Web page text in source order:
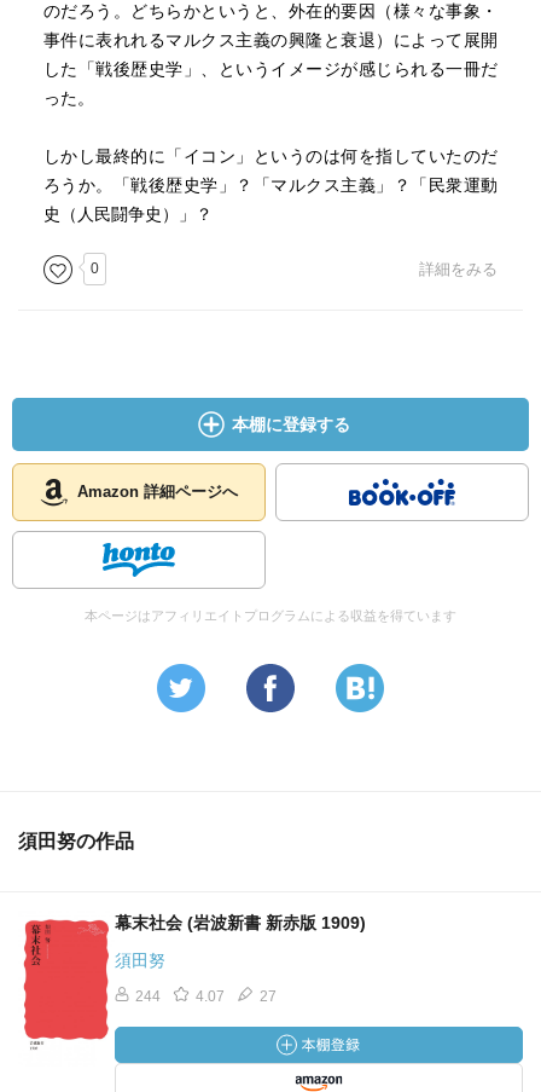
のだろう。どちらかというと、外在的要因（様々な事象・
事件に表れれるマルクス主義の興隆と衰退）によって展開
した「戦後歴史学」、というイメージが感じられる一冊だ
った。
しかし最終的に「イコン」というのは何を指していたのだ
ろうか。「戦後歴史学」？「マルクス主義」？「民衆運動
史（人民闘争史）」？
0 詳細をみる
本棚に登録する
Amazon 詳細ページへ
本ページはアフィリエイトプログラムによる収益を得ています
須田努の作品
幕末社会 (岩波新書 新赤版 1909)
須田努
244 4.07 27